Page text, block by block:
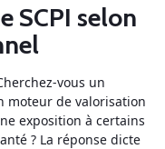
SCPI selon
vous un
moteur de valorisation
exposition à certains
? La réponse dicte